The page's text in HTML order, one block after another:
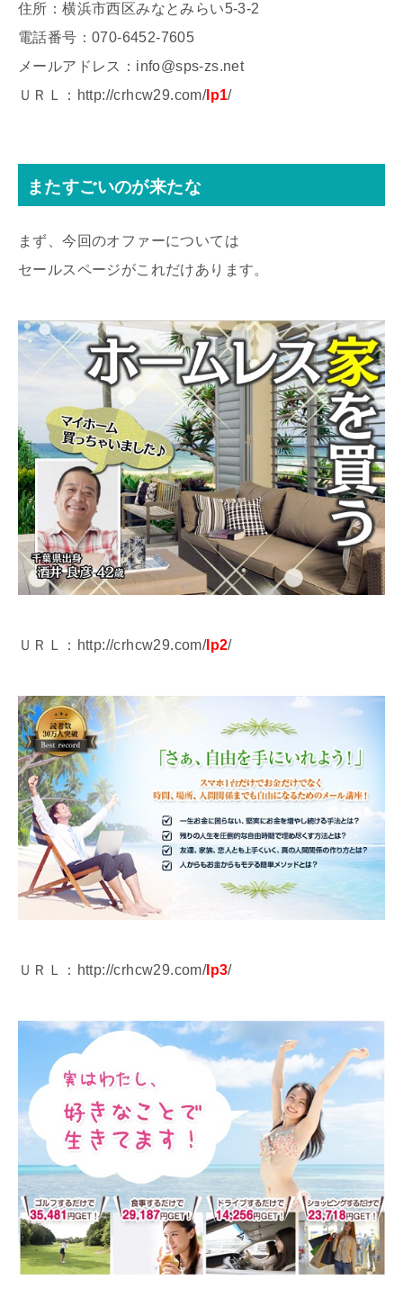
住所：横浜市西区みなとみらい5-3-2
電話番号：070-6452-7605
メールアドレス：info@sps-zs.net
ＵＲＬ：http://crhcw29.com/ lp1/
またすごいのが来たな
まず、今回のオファーについては
セールスページがこれだけあります。
ＵＲＬ：http://crhcw29.com/lp2/
ＵＲＬ：http://crhcw29.com/lp3/